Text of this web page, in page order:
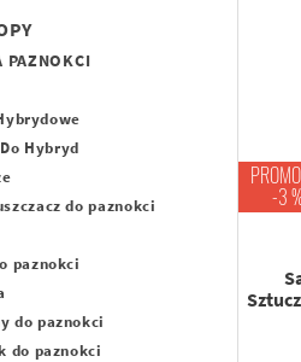
PAZNOKCI
Hybryd
do paznokci
paznokci
do paznokci
do paznokci
-3